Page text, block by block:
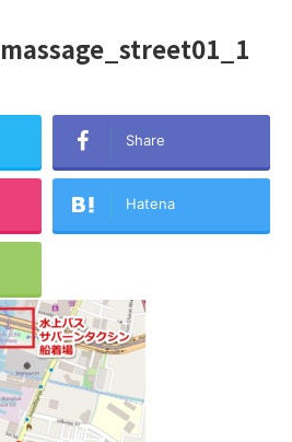
Share
Hatena